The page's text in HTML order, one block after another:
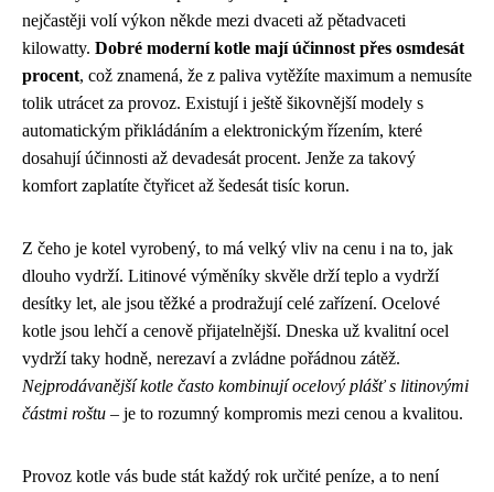
nejčastěji volí výkon někde mezi dvaceti až pětadvaceti
kilowatty. Dobré moderní kotle mají účinnost přes osmdesát
procent, což znamená, že z paliva vytěžíte maximum a nemusíte
tolik utrácet za provoz. Existují i ještě šikovnější modely s
automatickým přikládáním a elektronickým řízením, které
dosahují účinnosti až devadesát procent. Jenže za takový
komfort zaplatíte čtyřicet až šedesát tisíc korun.
Z čeho je kotel vyrobený, to má velký vliv na cenu i na to, jak
dlouho vydrží. Litinové výměníky skvěle drží teplo a vydrží
desítky let, ale jsou těžké a prodražují celé zařízení. Ocelové
kotle jsou lehčí a cenově přijatelnější. Dneska už kvalitní ocel
vydrží taky hodně, nerezaví a zvládne pořádnou zátěž.
Nejprodávanější kotle často kombinují ocelový plášť s litinovými
částmi roštu – je to rozumný kompromis mezi cenou a kvalitou.
Provoz kotle vás bude stát každý rok určité peníze, a to není